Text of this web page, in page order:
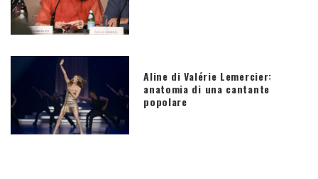
Aline di Valérie Lemercier:
anatomia di una cantante
popolare